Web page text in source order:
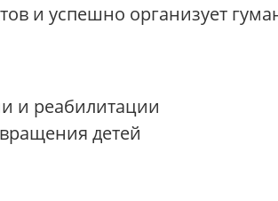
и успешно организует
и реабилитации
детей